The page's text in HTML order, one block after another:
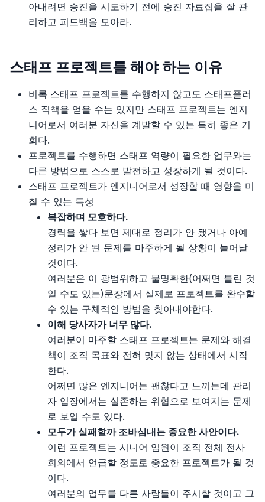
15장 정규 표현식 업데이트
17장 그 외
12장, 마이크로커널 아키텍처 스타일
14장, 이벤트 기반 아키텍처 스타일
15장, 공간 기반 아키텍처 스타일
16장, 오케스트레이션 기반 서비스 지향 아키텍처 스타
일
17장, 마이크로서비스 아키텍처 스타일
18장, 최적의 아키텍처 스타일 선정
19장, 아키텍처 결정
20장, 아키텍처 리스크 분석
21장, 아키텍처 도식화 및 프레젠테이션
22장, 개발팀을 효율적으로
23장, 협상과 리더십 스킬
24장, 커리어패스 개발
11장 동료와 네트워크 구축
13장 승진 자료집
14장 스폰서 찾기
15장 스태프 프로젝트
16장 의사결정 그룹에 합류하고 그 위치를 유지하기
17장 자신을 드러내는 법
18장 내게 맞는 회사 찾기
19장 스태프플러스 직책을 위한 면접
20장 제안 협상하기
단위 테스트
1장, 단위 테스트의 목표
2장, 단위 테스트란 무엇인가
3장, 단위 테스트 구조
4장, 좋은 단위 테스트의 4대 요소
5장, 목과 테스트 취약성
6장, 단위 테스트 스타일
아내려면 승진을 시도하기 전에 승진 자료집을 잘 관
리하고 피드백을 모아라.
스태프 프로젝트를 해야 하는 이유
비록 스태프 프로젝트를 수행하지 않고도 스태프플러
스 직책을 얻을 수는 있지만 스태프 프로젝트는 엔지
니어로서 여러분 자신을 계발할 수 있는 특히 좋은 기
회다.
프로젝트를 수행하면 스태프 역량이 필요한 업무와는
다른 방법으로 스스로 발전하고 성장하게 될 것이다.
스태프 프로젝트가 엔지니어로서 성장할 때 영향을 미
칠 수 있는 특성
복잡하며 모호하다.
경력을 쌓다 보면 제대로 정리가 안 됐거나 아예
정리가 안 된 문제를 마주하게 될 상황이 늘어날
것이다.
여러분은 이 광범위하고 불명확한(어쩌면 틀린 것
일 수도 있는)문장에서 실제로 프로젝트를 완수할
수 있는 구체적인 방법을 찾아내야한다.
이해 당사자가 너무 많다.
여러분이 마주할 스태프 프로젝트는 문제와 해결
책이 조직 목표와 전혀 맞지 않는 상태에서 시작
한다.
어쩌면 많은 엔지니어는 괜찮다고 느끼는데 관리
자 입장에서는 실존하는 위협으로 보여지는 문제
로 보일 수도 있다.
모두가 실패할까 조바심내는 중요한 사안이다.
이런 프로젝트는 시니어 임원이 조직 전체 전사
회의에서 언급할 정도로 중요한 프로젝트가 될 것
이다.
여러분의 업무를 다른 사람들이 주시할 것이고 그